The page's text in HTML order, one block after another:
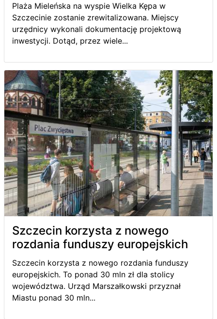
Plaża Mieleńska na wyspie Wielka Kępa w
Szczecinie zostanie zrewitalizowana. Miejscy
urzędnicy wykonali dokumentację projektową
inwestycji. Dotąd, przez wiele...
Szczecin korzysta z nowego
rozdania funduszy europejskich
Szczecin korzysta z nowego rozdania funduszy
europejskich. To ponad 30 mln zł dla stolicy
województwa. Urząd Marszałkowski przyznał
Miastu ponad 30 mln...